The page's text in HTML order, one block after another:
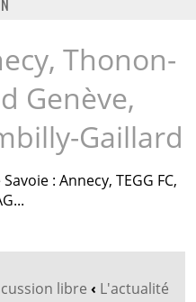
Thonon-
Genève,
Gaillard
: Annecy, TEGG FC,
libre ‹ L'actualité